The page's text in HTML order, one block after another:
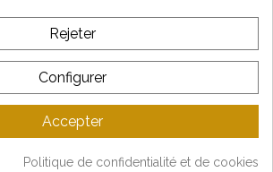
DE VINTAGE
CLIENT
Rejeter
Configurer
Accepter
Politique de confidentialité et de cookies